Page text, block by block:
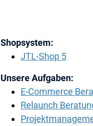
Shopsystem:
JTL-Shop 5
Unsere Aufgaben:
E-Commerce
Relaunch